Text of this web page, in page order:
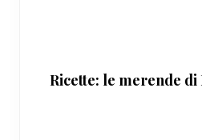
Ricette: le merende